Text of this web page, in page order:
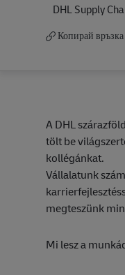
DHL Supply
Копирай
A DHL
tölt be
kollégánkat.
Vállalatunk
megteszünk
Mi lesz a